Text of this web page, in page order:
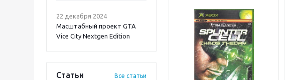
22 декабря 2024
Масштабный проект GTA
Vice City Nextgen Edition
Статьи Все статьи